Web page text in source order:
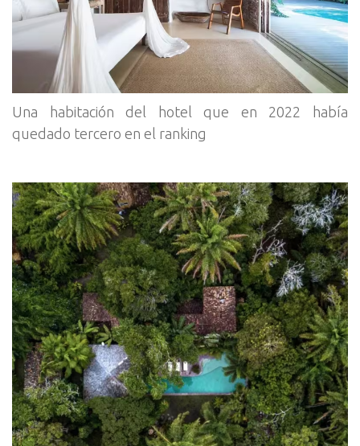
Una habitación del hotel que en 2022 había
quedado tercero en el ranking